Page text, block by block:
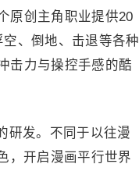
原创主角职业提供20
、倒地、击退等各种
击力与操控手感的酷
发。不同于以往漫
，开启漫画平行世界